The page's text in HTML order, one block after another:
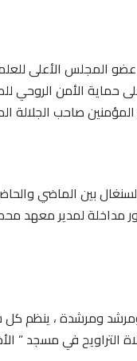
المجلس الأعلى
الأمن الروحي
المؤمنين صاحب
بين الماضي
مداخلة لمدير معهد
الذي كون حوالي 400 إمام
في مسجد ”